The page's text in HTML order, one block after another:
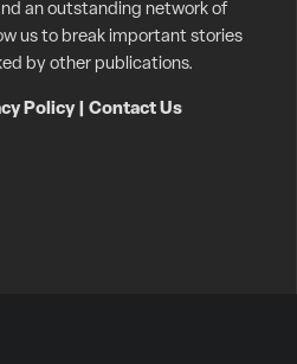
an outstanding network of
us to break important stories
by other publications.
Policy| Contact Us